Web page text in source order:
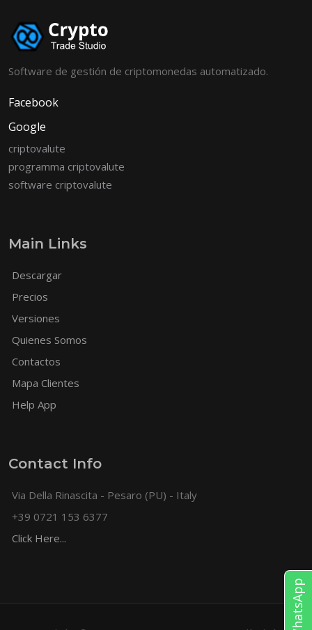
Software de gestión de criptomonedas automatizado.
Facebook
Google
criptovalute
programma criptovalute
software criptovalute
Main Links
Descargar
Precios
Versiones
Quienes Somos
Contactos
Mapa Clientes
Help App
Contact Info
Via Della Rinascita - Pesaro (PU) - Italy
+39 0721 153 6377
Click Here...
WhatsApp